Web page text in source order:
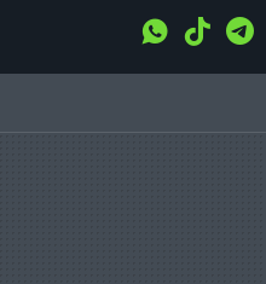
WhatsApp
Tiktok